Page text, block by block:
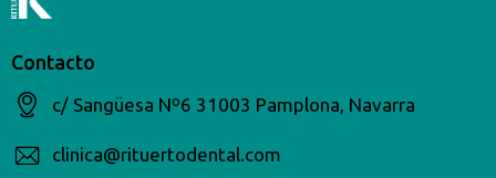
Contacto
c/ Sangüesa Nº6 31003 Pamplona, Navarra
clinica@rituertodental.com